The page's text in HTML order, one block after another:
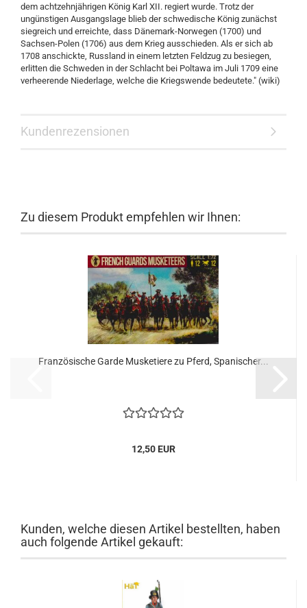
dem achtzehnjährigen König Karl XII. regiert wurde. Trotz der
ungünstigen Ausgangslage blieb der schwedische König zunächst
siegreich und erreichte, dass Dänemark-Norwegen (1700) und
Sachsen-Polen (1706) aus dem Krieg ausschieden. Als er sich ab
1708 anschickte, Russland in einem letzten Feldzug zu besiegen,
erlitten die Schweden in der Schlacht bei Poltawa im Juli 1709 eine
verheerende Niederlage, welche die Kriegswende bedeutete." (wiki)
Kundenrezensionen
Zu diesem Produkt empfehlen wir Ihnen:
Französische Garde Musketiere zu Pferd, Spanischer...
12,50 EUR
Kunden, welche diesen Artikel bestellten, haben
auch folgende Artikel gekauft: